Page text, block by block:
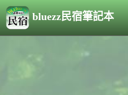
bluezz民宿筆記本